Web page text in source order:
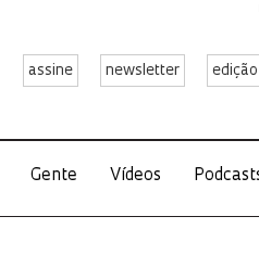
assine newsletter
Gente Vídeos